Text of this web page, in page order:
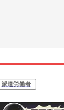
派遣労働者